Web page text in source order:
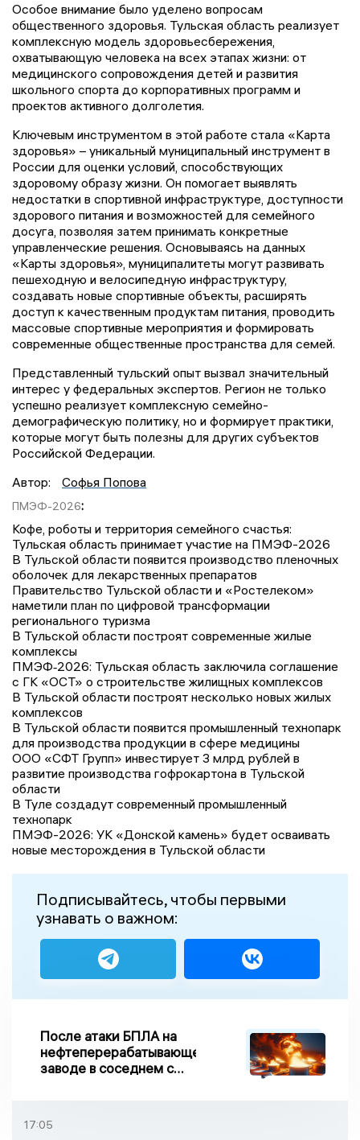
Особое внимание было уделено вопросам
общественного здоровья. Тульская область реализует
комплексную модель здоровьесбережения,
охватывающую человека на всех этапах жизни: от
медицинского сопровождения детей и развития
школьного спорта до корпоративных программ и
проектов активного долголетия.
Ключевым инструментом в этой работе стала «Карта
здоровья» – уникальный муниципальный инструмент в
России для оценки условий, способствующих
здоровому образу жизни. Он помогает выявлять
недостатки в спортивной инфраструктуре, доступности
здорового питания и возможностей для семейного
досуга, позволяя затем принимать конкретные
управленческие решения. Основываясь на данных
«Карты здоровья», муниципалитеты могут развивать
пешеходную и велосипедную инфраструктуру,
создавать новые спортивные объекты, расширять
доступ к качественным продуктам питания, проводить
массовые спортивные мероприятия и формировать
современные общественные пространства для семей.
Представленный тульский опыт вызвал значительный
интерес у федеральных экспертов. Регион не только
успешно реализует комплексную семейно-
демографическую политику, но и формирует практики,
которые могут быть полезны для других субъектов
Российской Федерации.
Автор:
Софья Попова
ПМЭФ-2026:
Кофе, роботы и территория семейного счастья:
Тульская область принимает участие на ПМЭФ-2026
В Тульской области появится производство пленочных
оболочек для лекарственных препаратов
Правительство Тульской области и «Ростелеком»
наметили план по цифровой трансформации
регионального туризма
В Тульской области построят современные жилые
комплексы
ПМЭФ‑2026: Тульская область заключила соглашение
с ГК «ОСТ» о строительстве жилищных комплексов
В Тульской области построят несколько новых жилых
комплексов
В Тульской области появится промышленный технопарк
для производства продукции в сфере медицины
ООО «СФТ Групп» инвестирует 3 млрд рублей в
развитие производства гофрокартона в Тульской
области
В Туле создадут современный промышленный
технопарк
ПМЭФ-2026: УК «Донской камень» будет осваивать
новые месторождения в Тульской области
Подписывайтесь, чтобы первыми
узнавать о важном:
После атаки БПЛА на
нефтеперерабатывающем
заводе в соседнем с
17:05